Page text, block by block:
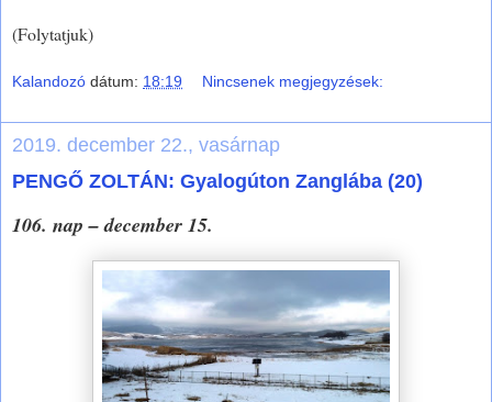
(Folytatjuk)
Kalandozó dátum: 18:19 Nincsenek megjegyzések:
2019. december 22., vasárnap
PENGŐ ZOLTÁN: Gyalogúton Zanglába (20)
106. nap – december 15.